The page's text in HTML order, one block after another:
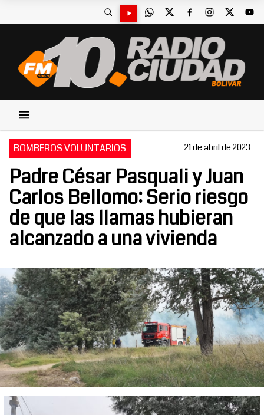
BOMBEROS VOLUNTARIOS 21 de abril de 2023
Padre César Pasquali y Juan
Carlos Bellomo: Serio riesgo
de que las llamas hubieran
alcanzado a una vivienda